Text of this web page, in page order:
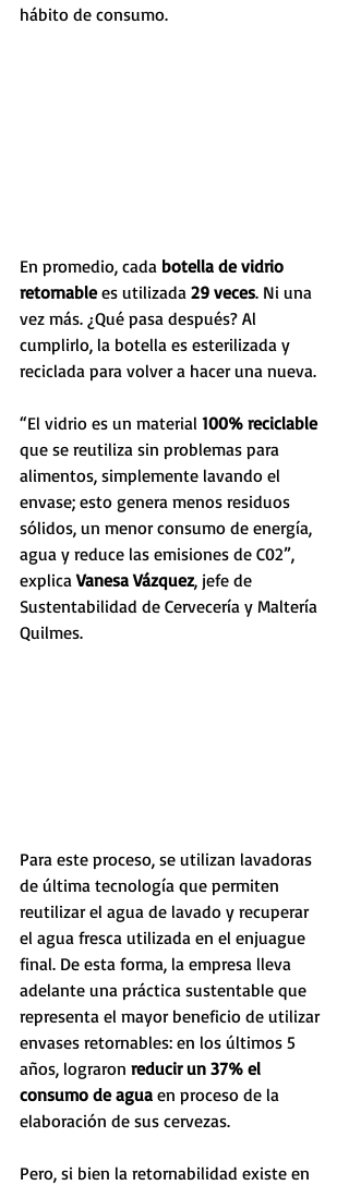
hábito de consumo.
En promedio, cada botella de vidrio
retornable es utilizada 29 veces. Ni una
vez más. ¿Qué pasa después? Al
cumplirlo, la botella es esterilizada y
reciclada para volver a hacer una nueva.
“El vidrio es un material 100% reciclable
que se reutiliza sin problemas para
alimentos, simplemente lavando el
envase; esto genera menos residuos
sólidos, un menor consumo de energía,
agua y reduce las emisiones de C02”,
explica Vanesa Vázquez, jefe de
Sustentabilidad de Cervecería y Maltería
Quilmes.
Para este proceso, se utilizan lavadoras
de última tecnología que permiten
reutilizar el agua de lavado y recuperar
el agua fresca utilizada en el enjuague
final. De esta forma, la empresa lleva
adelante una práctica sustentable que
representa el mayor beneficio de utilizar
envases retornables: en los últimos 5
años, lograron reducir un 37% el
consumo de agua en proceso de la
elaboración de sus cervezas.
Pero, si bien la retornabilidad existe en